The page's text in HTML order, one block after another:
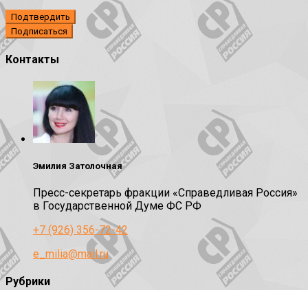
Подтвердить
Контакты
Эмилия Затолочная
Пресс-секретарь фракции «Справедливая Россия»
в Государственной Думе ФС РФ
+7 (926) 356-72-42
e_milia@mail.ru
Рубрики